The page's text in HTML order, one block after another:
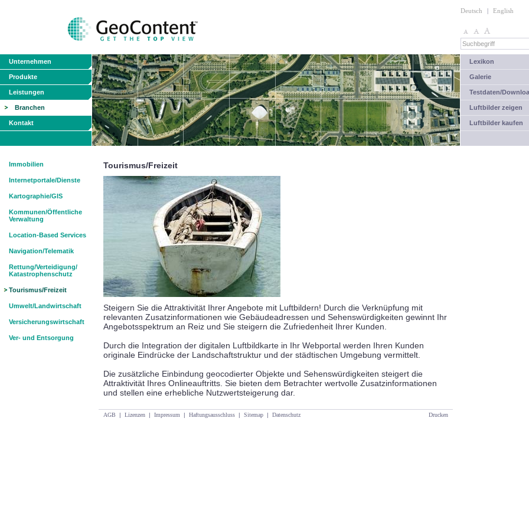
Deutsch | English
Unternehmen
Produkte
Leistungen
Branchen
Kontakt
Lexikon
Galerie
Testdaten/
Luftbilder zeigen
Luftbilder kaufen
Immobilien
Internetportale/Dienste
Kartographie/GIS
Kommunen/Öffentliche
Verwaltung
Location-Based Services
Navigation/Telematik
Rettung/Verteidigung/
Katastrophenschutz
Tourismus/Freizeit
Umwelt/Landwirtschaft
Versicherungswirtschaft
Ver- und Entsorgung
Tourismus/Freizeit
Steigern Sie die Attraktivität Ihrer Angebote mit Luftbildern! Durch die Verknüpfung mit
relevanten Zusatzinformationen wie Gebäudeadressen und Sehenswürdigkeiten gewinnt Ihr
Angebotsspektrum an Reiz und Sie steigern die Zufriedenheit Ihrer Kunden.
Durch die Integration der digitalen Luftbildkarte in Ihr Webportal werden Ihren Kunden
originale Eindrücke der Landschaftstruktur und der städtischen Umgebung vermittelt.
Die zusätzliche Einbindung geocodierter Objekte und Sehenswürdigkeiten steigert die
Attraktivität Ihres Onlineauftritts. Sie bieten dem Betrachter wertvolle Zusatzinformationen
und stellen eine erhebliche Nutzwertsteigerung dar.
AGB | Lizenzen | Impressum | Haftungsausschluss | Sitemap | Datenschutz Drucken